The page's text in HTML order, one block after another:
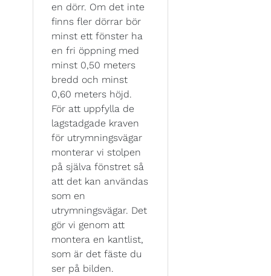
en dörr. Om det inte
finns fler dörrar bör
minst ett fönster ha
en fri öppning med
minst 0,50 meters
bredd och minst
0,60 meters höjd.
För att uppfylla de
lagstadgade kraven
för utrymningsvägar
monterar vi stolpen
på själva fönstret så
att det kan användas
som en
utrymningsvägar. Det
gör vi genom att
montera en kantlist,
som är det fäste du
ser på bilden.